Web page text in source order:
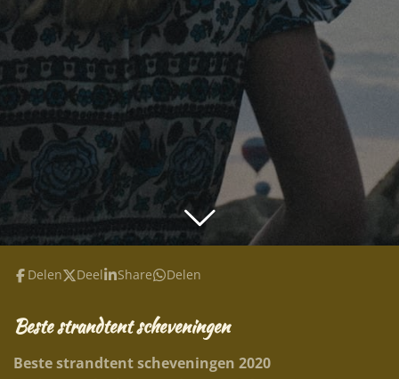
Delen Deel Share Delen
Beste strandtent scheveningen
Beste strandtent scheveningen 2020